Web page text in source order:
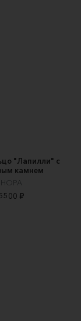
"Лапилли" с
камнем
НОРА
₽